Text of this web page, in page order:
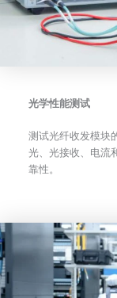
光学性能测试
测试光纤收发模块
光、光接收、电流
靠性。